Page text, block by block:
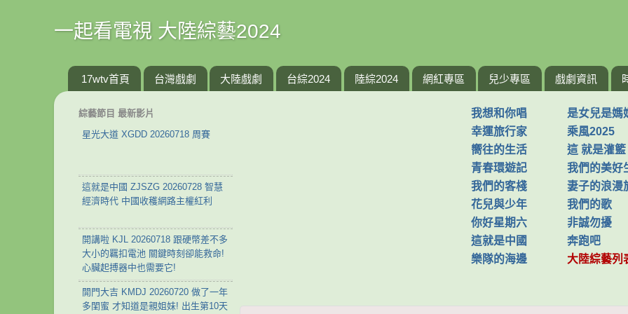
一起看電視 大陸綜藝2024
17wtv首頁 台灣戲劇 大陸戲劇 台綜2024 陸綜2024 網紅專區 兒少專區 戲劇資訊
我想和你唱
是女兒是媽
幸運旅行家
乘風2025
嚮往的生活
這 就是灌籃
青春環遊記
我們的美好
我們的客棧
妻子的浪漫
花兒與少年
我們的歌
你好星期六
非誠勿擾
這就是中國
奔跑吧
樂隊的海邊
大陸綜藝列
綜藝節目 最新影片
星光大道 XGDD 20260718 周賽
這就是中國 ZJSZG 20260728 智慧
經濟時代 中國收穫網路主權紅利
開講啦 KJL 20260718 跟硬幣差不多
大小的羈扣電池 關鍵時刻卻能救命!
心臟起搏器中也需要它!
開門大吉 KMDJ 20260720 做了一年
多閨蜜 才知道是親姐妹! 出生第10天